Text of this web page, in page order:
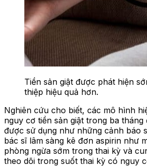
Tiền sản giật được phát hiện
thiệp hiệu quả hơn.
Nghiên cứu cho biết, các mô hình
nguy cơ tiền sản giật trong ba
được sử dụng như những cảnh báo
bác sĩ lâm sàng kê đơn aspirin như
phòng ngừa sớm trong thai kỳ và
theo dõi trong suốt thai kỳ có nguy